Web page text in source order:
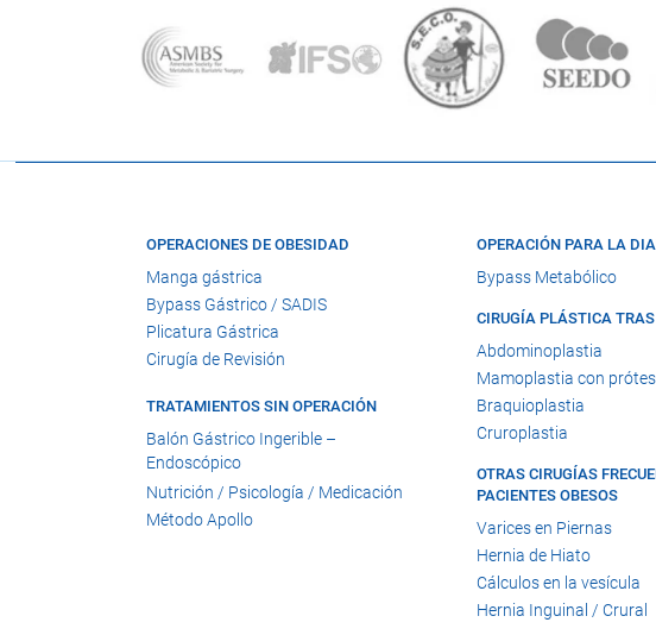
OPERACIONES DE OBESIDAD
Manga gástrica
Bypass Gástrico / SADIS
Plicatura Gástrica
Cirugía de Revisión
TRATAMIENTOS SIN OPERACIÓN
Balón Gástrico Ingerible –
Endoscópico
Nutrición / Psicología / Medicación
Método Apollo
OPERACIÓN PARA LA
Bypass Metabólico
CIRUGÍA PLÁSTICA
Abdominoplastia
Mamoplastia con
Braquioplastia
Cruroplastia
OTRAS CIRUGÍAS
PACIENTES OBESOS
Varices en Piernas
Hernia de Hiato
Cálculos en la vesícula
Hernia Inguinal / Crural